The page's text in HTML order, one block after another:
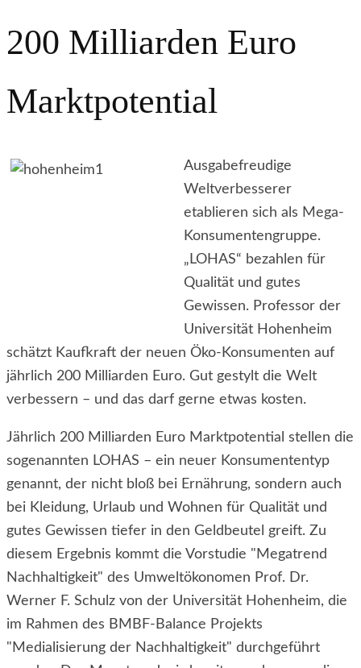
200 Milliarden Euro
Marktpotential
Ausgabefreudige
Weltverbesserer
etablieren sich als Mega-
Konsumentengruppe.
„LOHAS“ bezahlen für
Qualität und gutes
Gewissen. Professor der
Universität Hohenheim
schätzt Kaufkraft der neuen Öko-Konsumenten auf
jährlich 200 Milliarden Euro. Gut gestylt die Welt
verbessern – und das darf gerne etwas kosten.
Jährlich 200 Milliarden Euro Marktpotential stellen die
sogenannten LOHAS – ein neuer Konsumententyp
genannt, der nicht bloß bei Ernährung, sondern auch
bei Kleidung, Urlaub und Wohnen für Qualität und
gutes Gewissen tiefer in den Geldbeutel greift. Zu
diesem Ergebnis kommt die Vorstudie "Megatrend
Nachhaltigkeit" des Umweltökonomen Prof. Dr.
Werner F. Schulz von der Universität Hohenheim, die
im Rahmen des BMBF-Balance Projekts
"Medialisierung der Nachhaltigkeit" durchgeführt